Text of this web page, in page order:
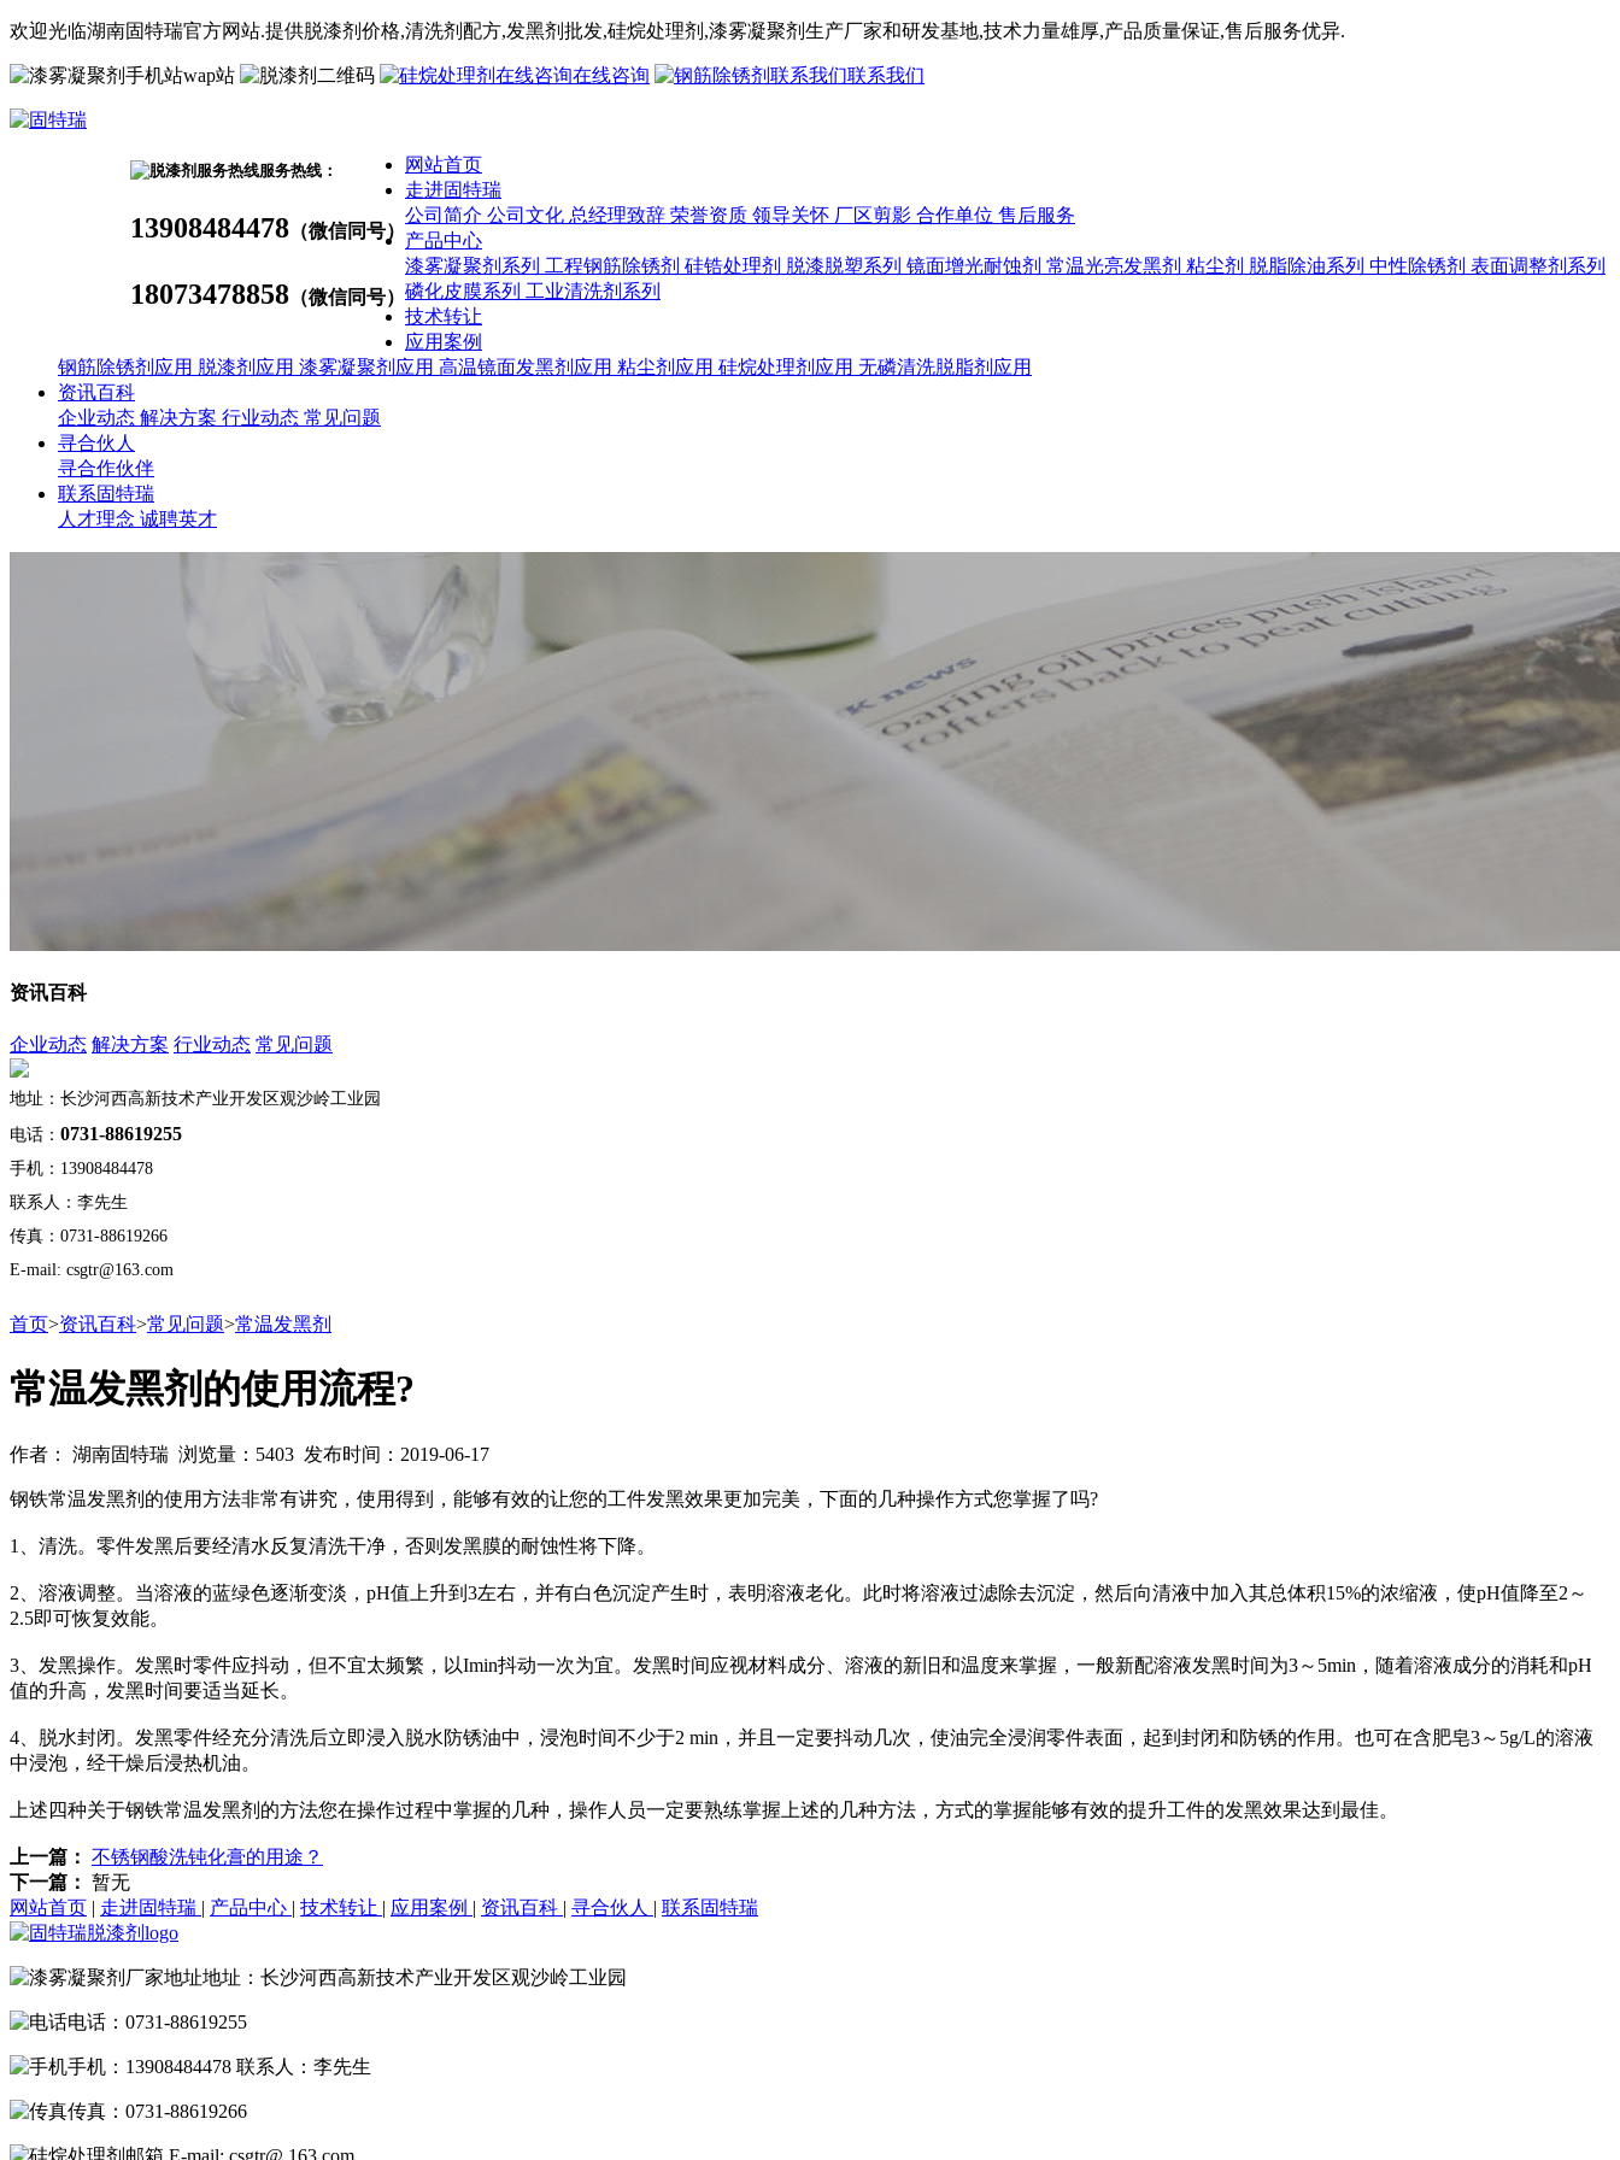
欢迎光临湖南固特瑞官方网站.提供脱漆剂价格,清洗剂 配方,发黑剂 批发,硅烷处理剂 ,漆雾凝聚剂 生产厂家和研发基地,技术力量雄厚,产品质量保证,售后服务优异.
wap站 在线咨询 联系我们
服务热线：
13908484478 （微信同号）
18073478858 （微信同号）
网站首页
走进固特瑞
公司简介 公司文化 总经理致辞 荣誉资质 领导关怀 厂区剪影 合作单位 售后服务
产品中心
漆雾凝聚剂系列 工程钢筋除锈剂 硅锆处理剂 脱漆脱塑系列 镜面增光耐蚀剂 常温光亮发黑剂 粘尘剂 脱脂除油系列 中性除锈剂 表面调整剂系列
磷化皮膜系列 工业清洗剂系列
技术转让
应用案例
钢筋除锈剂应用 脱漆剂应用 漆雾凝聚剂应用 高温镜面发黑剂应用 粘尘剂应用 硅烷处理剂应用 无磷清洗脱脂剂应用
资讯百科
企业动态 解决方案 行业动态 常见问题
寻合伙人
寻合作伙伴
联系固特瑞
人才理念 诚聘英才
资讯百科
企业动态 解决方案 行业动态 常见问题
地址：长沙河西高新技术产业开发区观沙岭工业园
电话： 0731-88619255
手机：13908484478
联系人：李先生
传真：0731-88619266
E-mail: csgtr@163.com
首页>资讯百科>常见问题>常温发黑剂
常温发黑剂的使用流程?
作者： 湖南固特瑞 浏览量：5403 发布时间：2019-06-17
钢铁常温发黑剂的使用方法非常有讲究，使用得到，能够有效的让您的工件发黑效果更加完美，下面的几种操作方式您掌握了吗?
1、清洗。零件发黑后要经清水反复清洗干净，否则发黑膜的耐蚀性将下降。
2、溶液调整。当溶液的蓝绿色逐渐变淡，pH值上升到3左右，并有白色沉淀产生时，表明溶液老化。此时将溶液过滤除去沉淀，然后向清液中加入其总体积15%的浓缩液，使pH值降至2～
2.5即可恢复效能。
3、发黑操作。发黑时零件应抖动，但不宜太频繁，以Imin抖动一次为宜。发黑时间应视材料成分、溶液的新旧和温度来掌握，一般新配溶液发黑时间为3～5min，随着溶液成分的消耗和pH
值的升高，发黑时间要适当延长。
4、脱水封闭。发黑零件经充分清洗后立即浸入脱水防锈油中，浸泡时间不少于2 min，并且一定要抖动几次，使油完全浸润零件表面，起到封闭和防锈的作用。也可在含肥皂3～5g/L的溶液
中浸泡，经干燥后浸热机油。
上述四种关于钢铁常温发黑剂的方法您在操作过程中掌握的几种，操作人员一定要熟练掌握上述的几种方法，方式的掌握能够有效的提升工件的发黑效果达到最佳。
上一篇： 不锈钢酸洗钝化膏的用途？
下一篇： 暂无
网站首页 | 走进固特瑞 | 产品中心 | 技术转让 | 应用案例 | 资讯百科 | 寻合伙人 | 联系固特瑞
地址：长沙河西高新技术产业开发区观沙岭工业园
电话：0731-88619255
手机：13908484478 联系人：李先生
传真：0731-88619266
E-mail: csgtr@.163.com